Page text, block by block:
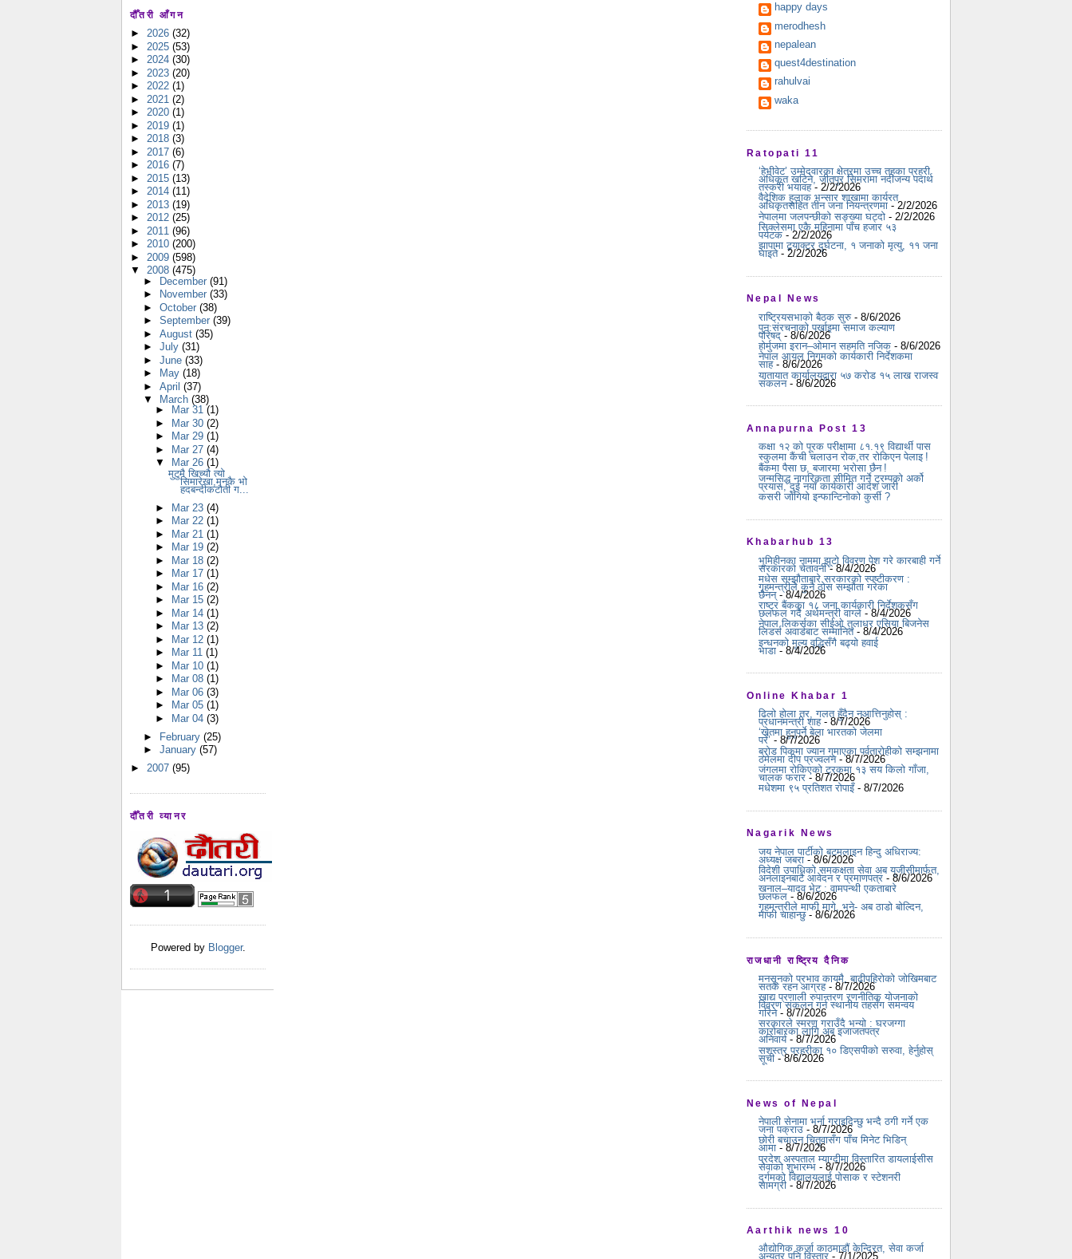
दौँतरी आँगन
► 2026 (32)
► 2025 (53)
► 2024 (30)
► 2023 (20)
► 2022 (1)
► 2021 (2)
► 2020 (1)
► 2019 (1)
► 2018 (3)
► 2017 (6)
► 2016 (7)
► 2015 (13)
► 2014 (11)
► 2013 (19)
► 2012 (25)
► 2011 (96)
► 2010 (200)
► 2009 (598)
▼ 2008 (475)
► December (91)
►
November (33)
► October (38)
► September (39)
► August (35)
► July (31)
► June (33)
►
May (18)
► April (37)
▼
March (38)
►
Mar 31(1)
►
Mar 30(2)
►
Mar 29(1)
►
Mar 27(4)
▼
Mar 26(1)
मुटुमै खिच्यौ त्यो
सिमारेखा,मनकै भो
हदबन्दीकटौती ग...
► Mar 23(4)
►
Mar 22(1)
► Mar 21(1)
►
Mar 19(2)
► Mar 18(2)
►
Mar 17(1)
► Mar 16(2)
►
Mar 15(2)
► Mar 14(1)
►
Mar 13(2)
► Mar 12(1)
►
Mar 11(1)
► Mar 10(1)
►
Mar 08(1)
► Mar 06(3)
►
Mar 05(1)
► Mar 04(3)
► February (25)
► January (57)
► 2007 (95)
दौँतरी व्यानर
Powered by Blogger.
happy days
merodhesh
nepalean
quest4destination
rahulvai
waka
Ratopati 11
‘हेभीवेट’ उम्मेदवारका क्षेत्रमा उच्च तहका प्रहरी
अधिकृत खटिने, जीतपुर सिमरामा नदीजन्य पदार्थ
तस्करी भयावह- 2/2/2026
वैदेशिक हुलाक भन्सार शाखामा कार्यरत
अधिकृतसहित तीन जना नियन्त्रणमा - 2/2/2026
नेपालमा जलपन्छीको सङ्ख्या घट्दो - 2/2/2026
सिक्लेसमा एकै महिनामा पाँच हजार ५३
पर्यटक - 2/2/2026
झापामा ट्र्याक्टर दुर्घटना, १ जनाको मृत्यु, ११ जना
घाइते- 2/2/2026
Nepal News
राष्ट्रियसभाको बैठक सुरु- 8/6/2026
पुन:संरचनाको पर्खाइमा समाज कल्याण
परिषद् - 8/6/2026
होर्मुजमा इरान–ओमान सहमति नजिक - 8/6/2026
नेपाल आयल निगमको कार्यकारी निर्देशकमा
साह- 8/6/2026
यातायात कार्यालयद्वारा ५७ करोड १५ लाख राजस्व
संकलन- 8/6/2026
Annapurna Post 13
कक्षा १२ को पूरक परीक्षामा ८१.१९ विद्यार्थी पास
स्कुलमा कैंची चलाउन रोक,तर रोकिएन पेलाइ !
बैंकमा पैसा छ, बजारमा भरोसा छैन !
जन्मसिद्ध नागरिकता सीमित गर्ने ट्रम्पको अर्को
प्रयास, दुई नयाँ कार्यकारी आदेश जारी
कसरी जोगियो इन्फान्टिनोको कुर्सी ?
Khabarhub 13
भूमिहीनका नाममा झूटो विवरण पेश गरे कारबाही गर्ने
सरकारको चेतावनी- 8/4/2026
मधेस सम्झौताबारे सरकारको स्पष्टीकरण :
गृहमन्त्रीले कुनै ठोस सम्झौता गरेका
छैनन्- 8/4/2026
राष्ट्र बैंकका १८ जना कार्यकारी निर्देशकसँग
छलफल गर्दै अर्थमन्त्री वाग्ले - 8/4/2026
नेपाल लिकर्सका सीईओ तुलाधर एसिया बिजनेस
लिडर्स अवार्डबाट सम्मानित- 8/4/2026
इन्धनको मूल्य वृद्धिसँगै बढ्यो हवाई
भाडा- 8/4/2026
Online Khabar 1
ढिलो होला तर, गलत हुँदैन नआत्तिनुहोस् :
प्रधानमन्त्री शाह- 8/7/2026
‘खेतमा हुनुपर्ने बेला भारतको जेलमा
परें’ - 8/7/2026
ब्रोड पिकमा ज्यान गुमाएका पर्वतारोहीको सम्झनामा
ठमेलमा दीप प्रज्वलन- 8/7/2026
जंगलमा रोकिएको ट्रकमा १३ सय किलो गाँजा,
चालक फरार - 8/7/2026
मधेशमा ९५ प्रतिशत रोपाइँ- 8/7/2026
Nagarik News
जय नेपाल पार्टीको बटमलाइन हिन्दु अधिराज्य:
अध्यक्ष जबरा - 8/6/2026
विदेशी उपाधिको समकक्षता सेवा अब यूजीसीमार्फत,
अनलाइनबाटै आवेदन र प्रमाणपत्र - 8/6/2026
खनाल–यादव भेट : वामपन्थी एकताबारे
छलफल - 8/6/2026
गृहमन्त्रीले माफी मागे, भने- अब ठाडो बोल्दिन,
माफी चाहान्छु- 8/6/2026
राजधानी राष्ट्रिय दैनिक
मनसुनको प्रभाव कायमै, बाढीपहिरोको जोखिमबाट
सतर्क रहन आग्रह- 8/7/2026
खाद्य प्रणाली रुपान्तरण रणनीतिक योजनाको
विवरण संकलन गर्न स्थानीय तहसँग समन्वय
गरिने- 8/7/2026
सरकारले स्मरण गराउँदै भन्यो : घरजग्गा
कारोबारका लागि अब इजाजतपत्र
अनिवार्य- 8/7/2026
सशस्त्र प्रहरीका १० डिएसपीको सरुवा, हेर्नुहोस्
सूची- 8/6/2026
News of Nepal
नेपाली सेनामा भर्ना गराइदिन्छु भन्दै ठगी गर्ने एक
जना पक्राउ - 8/7/2026
छोरी बचाउन चितुवासँग पाँच मिनेट भिडिन्
आमा - 8/7/2026
प्रदेश अस्पताल म्याग्दीमा विस्तारित डायलाईसीस
सेवाको शुभारम्भ - 8/7/2026
दुर्गमको विद्यालयलाई पोसाक र स्टेशनरी
सामग्री - 8/7/2026
Aarthik news 10
औद्योगिक कर्जा काठमाडौं केन्द्रित, सेवा कर्जा
अन्यत्र पनि विस्तार - 7/1/2025